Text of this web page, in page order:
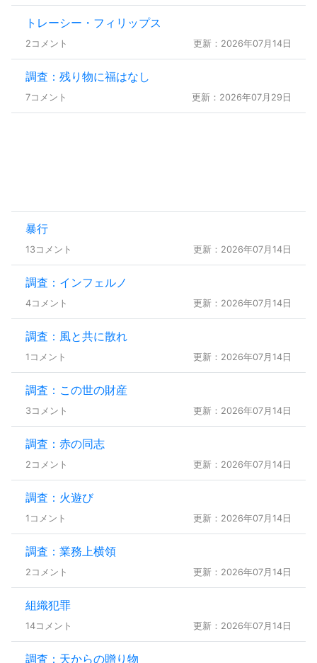
トレーシー・フィリップス
2コメント 更新：2026年07月14日
調査：残り物に福はなし
7コメント 更新：2026年07月29日
暴行
13コメント 更新：2026年07月14日
調査：インフェルノ
4コメント 更新：2026年07月14日
調査：風と共に散れ
1コメント 更新：2026年07月14日
調査：この世の財産
3コメント 更新：2026年07月14日
調査：赤の同志
2コメント 更新：2026年07月14日
調査：火遊び
1コメント 更新：2026年07月14日
調査：業務上横領
2コメント 更新：2026年07月14日
組織犯罪
14コメント 更新：2026年07月14日
調査：天からの贈り物